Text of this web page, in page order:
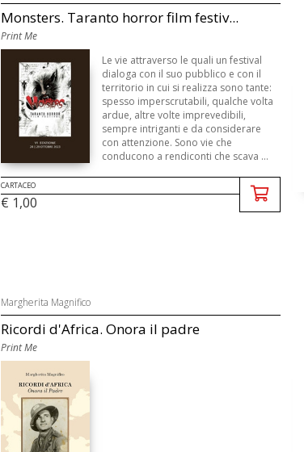
Monsters. Taranto horror film festiv...
Print Me
Le vie attraverso le quali un festival
dialoga con il suo pubblico e con il
territorio in cui si realizza sono tante:
spesso imperscrutabili, qualche volta
ardue, altre volte imprevedibili,
sempre intriganti e da considerare
con attenzione. Sono vie che
conducono a rendiconti che scava ...
CARTACEO
€ 1,00
Margherita Magnifico
Ricordi d'Africa. Onora il padre
Print Me